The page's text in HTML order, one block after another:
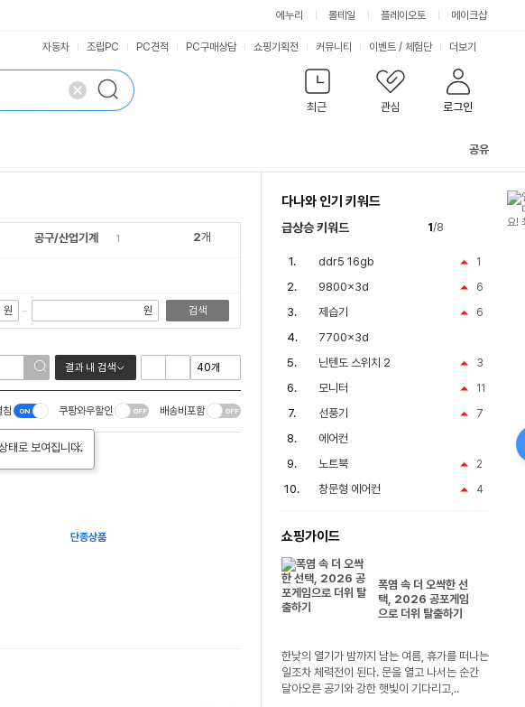
에누리 몰테일 플레이오토 메이크샵
최근 관심 로그인
자동차 조립PC PC견적 PC구매상담 쇼핑기획전 커뮤니티 이벤트 / 체험단 더보기
공유
공구/산업기계 1 2개
원 ~ 원 검색
결과 내 검색
침
태로 보여집니다.
쿠팡와우할인 배송비포함
단종상품
다나와 인기 키워드
급상승 키워드 1/8
1
ddr5 16gb
6
9800x3d
6
제습기
7700x3d
3
닌텐도 스위치 2
11
모니터
7
선풍기
에어컨
2
노트북
4
창문형 에어컨
쇼핑가이드
폭염 속 더 오싹한 선
택, 2026 공포게임
으로 더위 탈출하기
한낮의 열기가 밤까지 남는 여름, 휴가를 떠나는
일조차 체력전이 된다. 문을 열고 나서는 순간
달아오른 공기와 강한 햇빛이 기다리고,..